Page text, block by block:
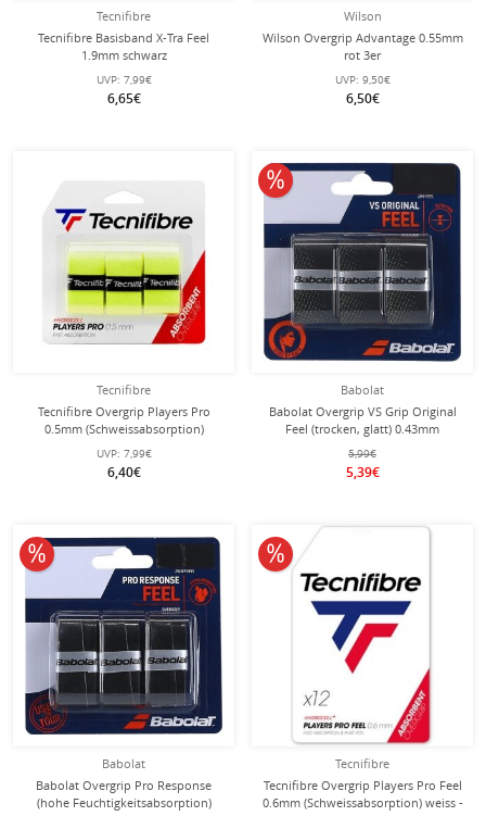
Tecnifibre
Tecnifibre Basisband X-Tra Feel
1.9mm schwarz
UVP: 7,99€
6,65€
Wilson
Wilson Overgrip Advantage 0.55mm
rot 3er
UVP: 9,50€
6,50€
Tecnifibre
Tecnifibre Overgrip Players Pro
0.5mm (Schweissabsorption)
neongelb 3er
UVP: 7,99€
6,40€
Babolat
Babolat Overgrip VS Grip Original
Feel (trocken, glatt) 0.43mm
schwarz/gelb - 3 Stück
5,99€
5,39€
10% reduziert
Babolat
Babolat Overgrip Pro Response
(hohe Feuchtigkeitsabsorption)
10% reduziert
Tecnifibre
Tecnifibre Overgrip Players Pro Feel
0.6mm (Schweissabsorption) weiss -
10% reduziert